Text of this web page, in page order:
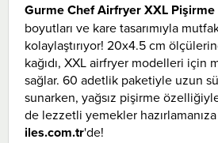
Gurme Chef Airfryer XXL Pişirme
boyutları ve kare tasarımıyla
kolaylaştırıyor! 20x4.5 cm
kağıdı, XXL airfryer modelleri için
sağlar. 60 adetlik paketiyle uzun
sunarken, yağsız pişirme
de lezzetli yemekler hazırlamanıza
iles.com.tr'de!